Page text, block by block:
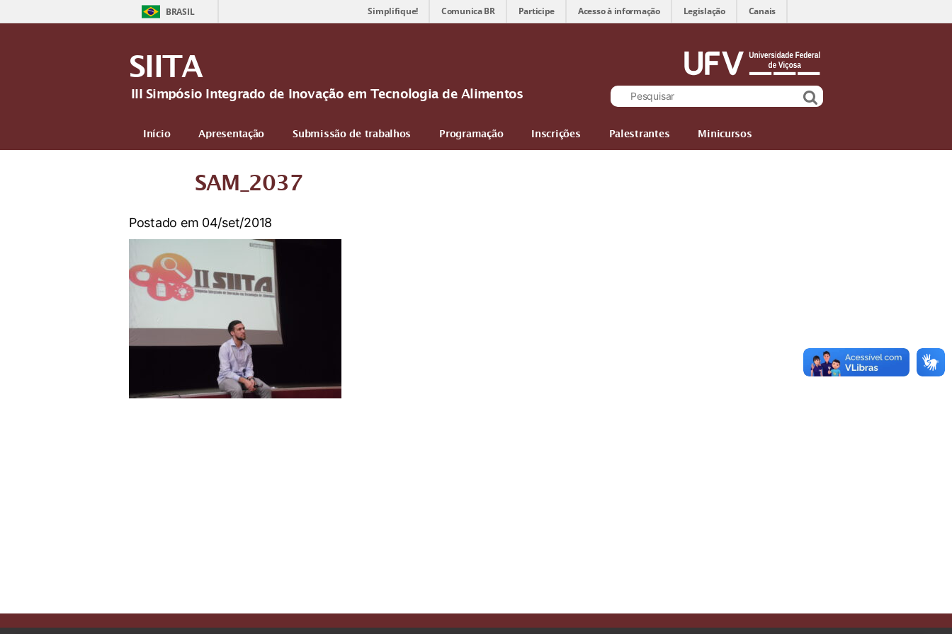
BRASIL Simplifique! Comunica BR Participe Acesso à informação Legislação Canais
SIITA
III Simpósio Integrado de Inovação em Tecnologia de Alimentos
Início Apresentação Submissão de trabalhos Programação Inscrições Palestrantes
Minicursos
SAM_2037
Postado em 04/set/2018